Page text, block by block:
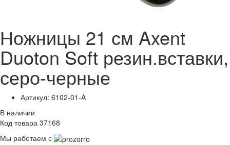
Ножницы 21 см Axent
Duoton Soft резин.вставки,
серо-черные
Артикул: 6102-01-A
В наличии
Код товара 37168
Мы работаем с